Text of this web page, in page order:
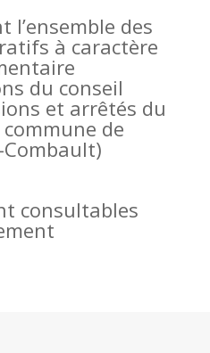
l’ensemble des
à caractère
du conseil
et arrêtés du
de
consultables